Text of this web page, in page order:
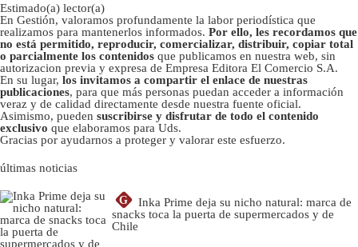
Estimado(a) lector(a)
En Gestión, valoramos profundamente la labor periodística que
realizamos para mantenerlos informados. Por ello, les recordamos que
no está permitido, reproducir, comercializar, distribuir, copiar total
o parcialmente los contenidos que publicamos en nuestra web, sin
autorizacion previa y expresa de Empresa Editora El Comercio S.A.
En su lugar, los invitamos a compartir el enlace de nuestras
publicaciones, para que más personas puedan acceder a información
veraz y de calidad directamente desde nuestra fuente oficial.
Asimismo, pueden suscribirse y disfrutar de todo el contenido
exclusivo que elaboramos para Uds.
Gracias por ayudarnos a proteger y valorar este esfuerzo.
últimas noticias
G
Inka Prime deja su nicho natural: marca de
snacks toca la puerta de supermercados y de
Chile